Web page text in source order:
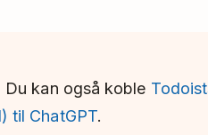
Du kan også koble
til ChatGPT.